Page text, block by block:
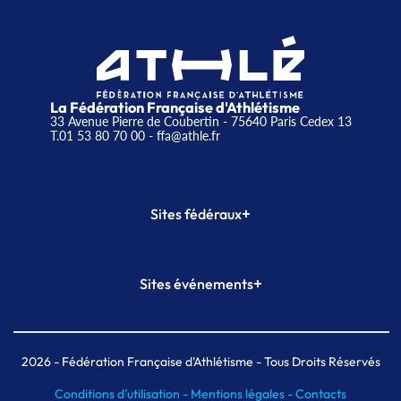
La Fédération Française d'Athlétisme
33 Avenue Pierre de Coubertin - 75640 Paris Cedex 13
T.01 53 80 70 00- ffa@athle.fr
Sites fédéraux+
Plateforme Formation
Sites événements+
Meeting de Paris indoor
MAIF Ekiden de Paris
2026- Fédération Française d'Athlétisme - Tous Droits Réservés
Conditions d'utilisation - Mentions légales -Contacts